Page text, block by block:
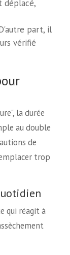
déplacé,
part, il
vérifié
la durée
au double
de
trop
qui réagit à